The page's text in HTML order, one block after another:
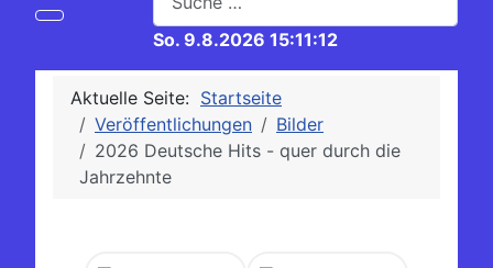
So. 9.8.2026 15:11:12
Aktuelle Seite: Startseite
Veröffentlichungen
Bilder
2026 Deutsche Hits - quer durch die
Jahrzehnte